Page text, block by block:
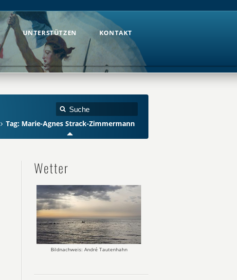
UNTERSTÜTZEN KONTAKT
Tag: Marie-Agnes Strack-Zimmermann
Wetter
Bildnachweis: André Tautenhahn
UNTERSTÜTZEN KONTAKT